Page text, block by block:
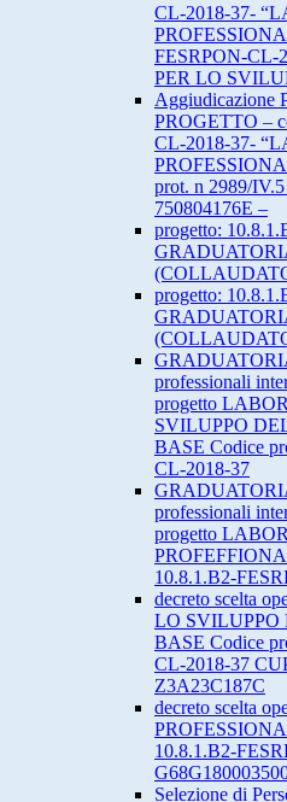
CL-2018-37-
FESRPON-CL-
PER LO
Aggiudicazione
PROGETTO –
CL-2018-37-
prot. n 2989/
750804176E –
progetto:
progetto:
professionali
progetto
SVILUPPO
BASE Codice
CL-2018-37
professionali
progetto
10.8.1.B2-
decreto scelta
LO SVILUPPO
BASE Codice
CL-2018-37
Z3A23C187C
decreto scelta
10.8.1.B2-
Selezione di